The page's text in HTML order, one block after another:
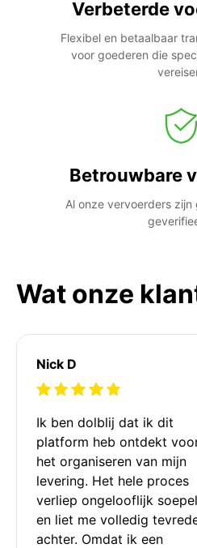
Verbeterde
Flexibel en betaalbaar
voor goederen die
Betrouwbare
Al onze vervoerders
Wat onze
Nick D
Ik ben dolblij dat ik dit
platform heb ontdekt
het organiseren van mijn
levering. Het hele proces
verliep ongelooflijk soepel
en liet me volledig
achter. Omdat ik een